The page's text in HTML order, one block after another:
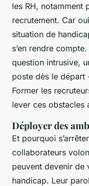
les RH, notamment
recrutement. Car
situation de
s’en rendre
question intrusive,
poste dès le départ
Former les
lever ces obstacles
Déployer des
Et pourquoi
collaborateurs
peuvent devenir de
handicap. Leur